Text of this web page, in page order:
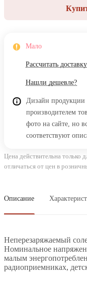
Мало
Рассчитать доставку
Нашли дешевле?
Дизайн продукции
производителем
фото на сайте, но
соответствуют
Цена действительна только
отличаться от цен в
Описание
Неперезаряжаемый
Номинальное
малым
радиоприемниках,